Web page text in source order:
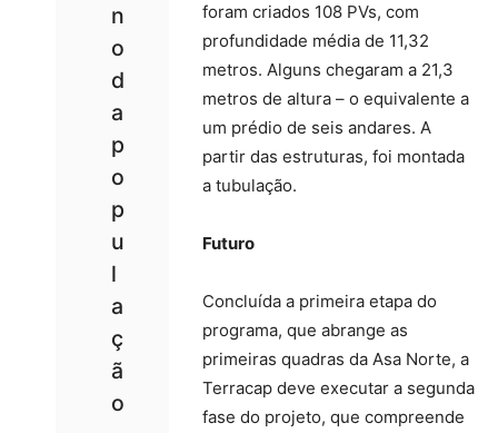
n
o
d
a
p
o
p
u
l
a
ç
ã
o
foram criados 108 PVs, com
profundidade média de 11,32
metros. Alguns chegaram a 21,3
metros de altura – o equivalente a
um prédio de seis andares. A
partir das estruturas, foi montada
a tubulação.
Futuro
Concluída a primeira etapa do
programa, que abrange as
primeiras quadras da Asa Norte, a
Terracap deve executar a segunda
fase do projeto, que compreende